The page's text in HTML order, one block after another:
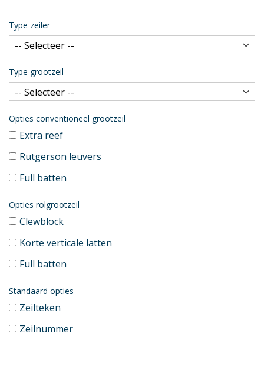
Type zeiler
Type grootzeil
Opties conventioneel grootzeil
Extra reef
Rutgerson leuvers
Full batten
Opties rolgrootzeil
Clewblock
Korte verticale latten
Full batten
Standaard opties
Zeilteken
Zeilnummer